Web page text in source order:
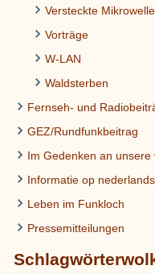
Versteckte
Vorträge
W-LAN
Waldsterben
Fernseh- und
GEZ/Rundfunkbeitrag
Im Gedenken an
Informatie op nederlands
Leben im Funkloch
Pressemitteilungen